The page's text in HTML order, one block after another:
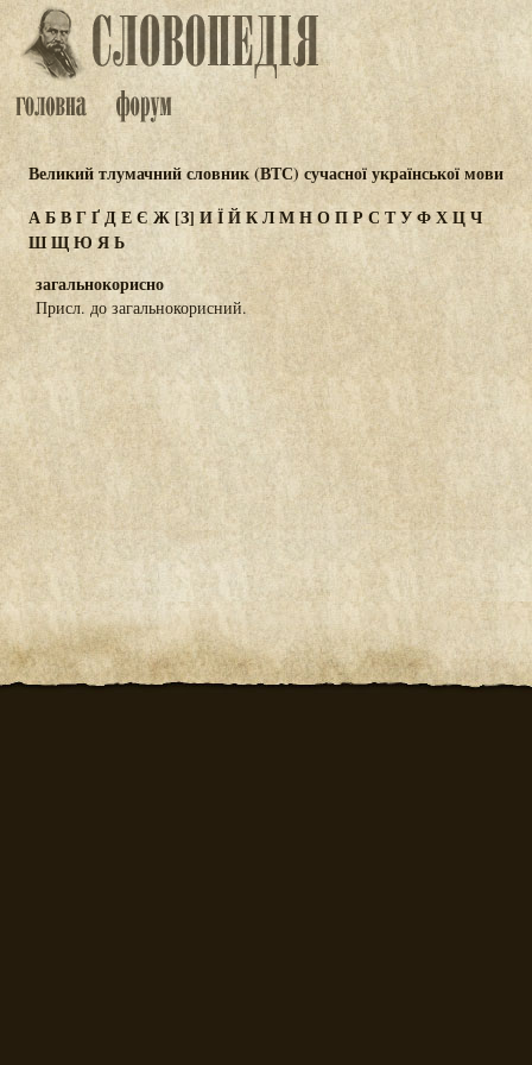
Великий тлумачний словник (ВТС) сучасної української мови
АБВГҐДЕЄ Ж[З] ИЇЙКЛМНОПР СТУФХЦЧ
ШЩЮЯЬ
загальнокорисно
Присл. до загальнокорисний.